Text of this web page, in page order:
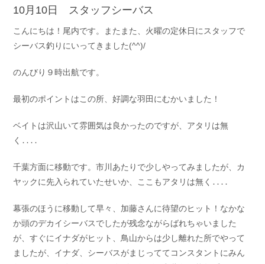
ボート免許
長年の実績と信頼！
店舗情報
お問い合わせ
Recruit Link
10月10日 スタッフシーバス
こんにちは！尾内です。またまた、火曜の定休日にスタッフで
シーバス釣りにいってきました(^^)/
のんびり９時出航です。
最初のポイントはこの所、好調な羽田にむかいました！
ベイトは沢山いて雰囲気は良かったのですが、アタリは無
く․․․․
千葉方面に移動です。市川あたりで少しやってみましたが、カ
ヤックに先入られていたせいか、ここもアタリは無く․․․․
幕張のほうに移動して早々、加藤さんに待望のヒット！なかな
か頭のデカイシーバスでしたが残念ながらばれちゃいました
が、すぐにイナダがヒット、鳥山からは少し離れた所でやって
ましたが、イナダ、シーバスがまじっててコンスタントにみん